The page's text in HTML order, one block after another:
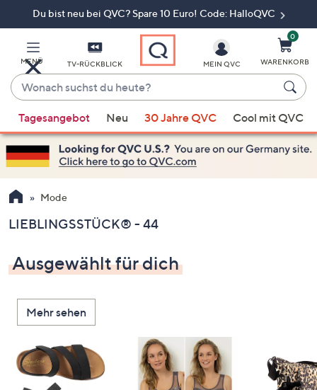
Du bist neu bei QVC? Spare 10 Euro! Code: HalloQVC
MENÜ TV-RÜCKBLICK
Wonach
suchst
du
heute?
Vorschläge
verfügbar
sind,
verwenden
Sie
Pfeiltasten
oben
und
nach
unten
oder
wischen
Sie
MEIN QVC
0
WARENKORB
Tagesangebot Neu 30 Jahre QVC Cool mit QVC
Mode
LIEBLINGSSTÜCK® - 44
Ausgewählt für dich
Mehr sehen